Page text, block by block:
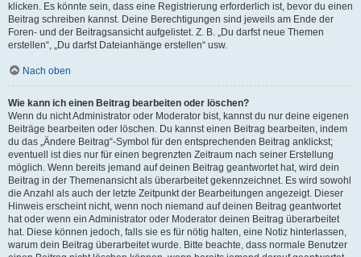
klicken. Es könnte sein, dass eine Registrierung erforderlich ist, bevor du einen
Beitrag schreiben kannst. Deine Berechtigungen sind jeweils am Ende der
Foren- und der Beitragsansicht aufgelistet. Z. B. „Du darfst neue Themen
erstellen“, „Du darfst Dateianhänge erstellen“ usw.
Nach oben
Wie kann ich einen Beitrag bearbeiten oder löschen?
Wenn du nicht Administrator oder Moderator bist, kannst du nur deine eigenen
Beiträge bearbeiten oder löschen. Du kannst einen Beitrag bearbeiten, indem
du das „Ändere Beitrag“-Symbol für den entsprechenden Beitrag anklickst;
eventuell ist dies nur für einen begrenzten Zeitraum nach seiner Erstellung
möglich. Wenn bereits jemand auf deinen Beitrag geantwortet hat, wird dein
Beitrag in der Themenansicht als überarbeitet gekennzeichnet. Es wird sowohl
die Anzahl als auch der letzte Zeitpunkt der Bearbeitungen angezeigt. Dieser
Hinweis erscheint nicht, wenn noch niemand auf deinen Beitrag geantwortet
hat oder wenn ein Administrator oder Moderator deinen Beitrag überarbeitet
hat. Diese können jedoch, falls sie es für nötig halten, eine Notiz hinterlassen,
warum dein Beitrag überarbeitet wurde. Bitte beachte, dass normale Benutzer